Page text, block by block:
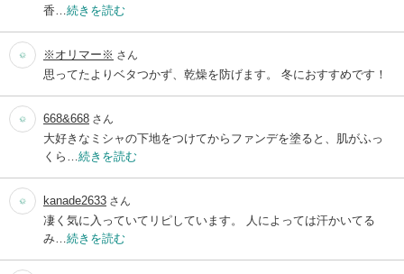
香… 続きを読む
※オリマー※ さん
思ってたよりベタつかず、乾燥を防げます。 冬におすすめです！
668&668 さん
大好きなミシャの下地をつけてからファンデを塗ると、肌がふっ
くら… 続きを読む
kanade2633 さん
凄く気に入っていてリピしています。 人によっては汗かいてる
み… 続きを読む